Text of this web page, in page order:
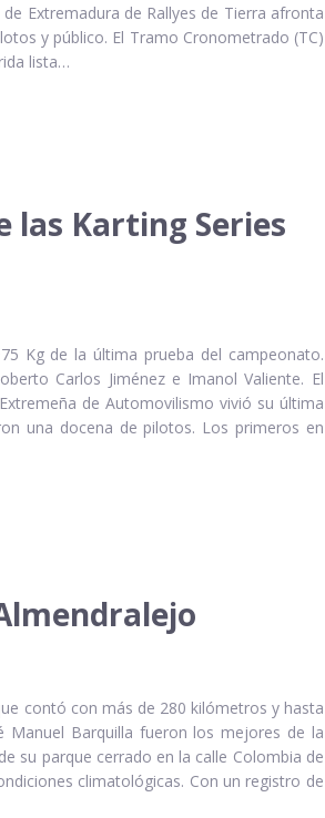
Extremadura de Rallyes de Tierra afronta
y público. El Tramo Cronometrado (TC)
lista…
las Karting Series
Kg de la última prueba del campeonato.
Carlos Jiménez e Imanol Valiente. El
de Automovilismo vivió su última
una docena de pilotos. Los primeros en
contó con más de 280 kilómetros y hasta
Barquilla fueron los mejores de la
su parque cerrado en la calle Colombia de
climatológicas. Con un registro de